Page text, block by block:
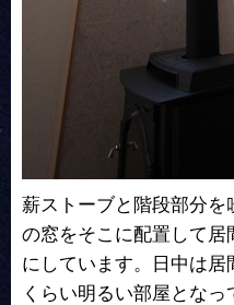
薪ストーブと階段部分
の窓をそこに配置して居
にしています。日中は
くらい明るい部屋とな